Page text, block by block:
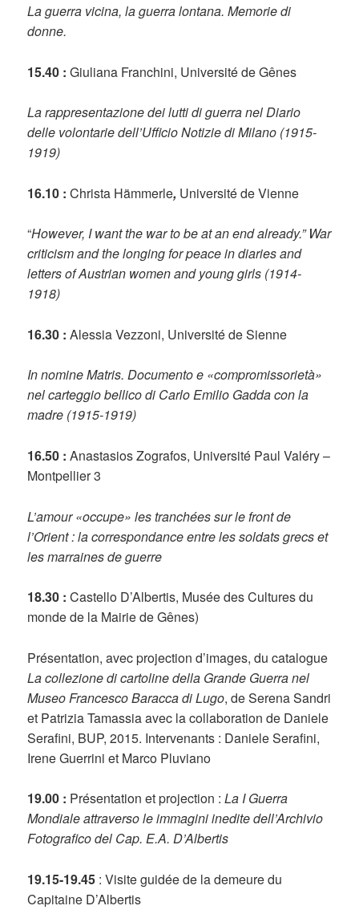
La guerra vicina, la guerra lontana. Memorie di
donne.
15.40 : Giuliana Franchini, Université de Gênes
La rappresentazione dei lutti di guerra nel Diario
delle volontarie dell’Ufficio Notizie di Milano (1915-
1919)
16.10 : Christa Hämmerle, Université de Vienne
“However, I want the war to be at an end already.” War
criticism and the longing for peace in diaries and
letters of Austrian women and young girls (1914-
1918)
16.30 : Alessia Vezzoni, Université de Sienne
In nomine Matris. Documento e «compromissorietà»
nel carteggio bellico di Carlo Emilio Gadda con la
madre (1915-1919)
16.50 : Anastasios Zografos, Université Paul Valéry –
Montpellier 3
L’amour «occupe» les tranchées sur le front de
l’Orient : la correspondance entre les soldats grecs et
les marraines de guerre
18.30 : Castello D’Albertis, Musée des Cultures du
monde de la Mairie de Gênes)
Présentation, avec projection d’images, du catalogue
La collezione di cartoline della Grande Guerra nel
Museo Francesco Baracca di Lugo, de Serena Sandri
et Patrizia Tamassia avec la collaboration de Daniele
Serafini, BUP, 2015. Intervenants : Daniele Serafini,
Irene Guerrini et Marco Pluviano
19.00 : Présentation et projection :La I Guerra
Mondiale attraverso le immagini inedite dell’Archivio
Fotografico del Cap. E.A. D’Albertis
19.15-19.45 : Visite guidée de la demeure du
Capitaine D’Albertis